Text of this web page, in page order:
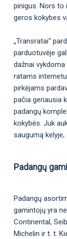
pinigus. Nors to
geros kokybes
„Transratai“
parduotuvėje
dažnai vykdoma
ratams
pirkėjams
pačia geriausia
padangų
kokybės. Juk
saugumą
Padangų
Padangų
gamintojų yra
Continental,
Michelin ir t. t.